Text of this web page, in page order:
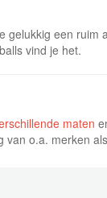
een ruim
vind je het.
maten
o.a. merken